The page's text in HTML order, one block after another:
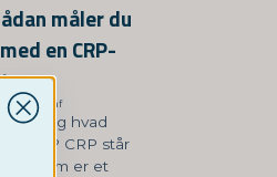
måler du
en CRP-
Jun 22:01 af
og hvad
CRP står
som er et